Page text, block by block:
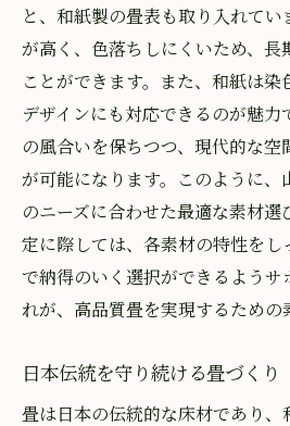
と、和紙製の畳表も取り入れて
が高く、色落ちしにくいため、長
ことができます。また、和紙は染
デザインにも対応できるのが魅力
の風合いを保ちつつ、現代的な空
が可能になります。このように
のニーズに合わせた最適な素材
定に際しては、各素材の特性をし
で納得のいく選択ができるようサ
れが、高品質畳を実現するための
日本伝統を守り続ける畳づくり
畳は日本の伝統的な床材であり、